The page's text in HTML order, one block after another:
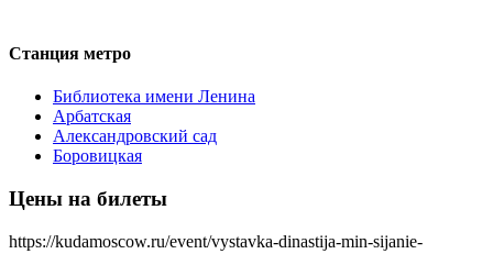
Станция метро
Библиотека имени Ленина
Арбатская
Александровский сад
Боровицкая
Цены на билеты
https://kudamoscow.ru/event/vystavka-dinastija-min-sijanie-